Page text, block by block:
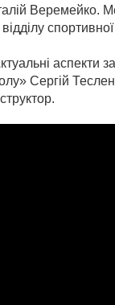
Веремейко.
аспекти
Сергій